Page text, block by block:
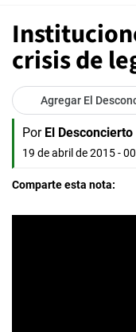
crisis de
Agregar El
Por El Desconcierto
19 de abril de 2015 -
Comparte esta nota: